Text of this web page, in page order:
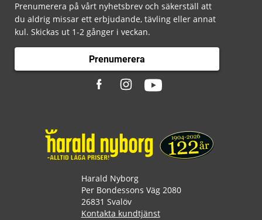
Prenumerera på vårt nyhetsbrev och säkerställ att
du aldrig missar ett erbjudande, tävling eller annat
kul. Skickas ut 1-2 gånger i veckan.
Prenumerera
Harald Nyborg
Per Bondessons Väg 2080
26831 Svalöv
Kontakta kundtjänst